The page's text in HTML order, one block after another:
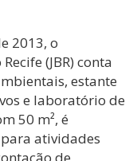
2013, o
(JBR) conta
estante
e laboratório de
50 m², é
atividades